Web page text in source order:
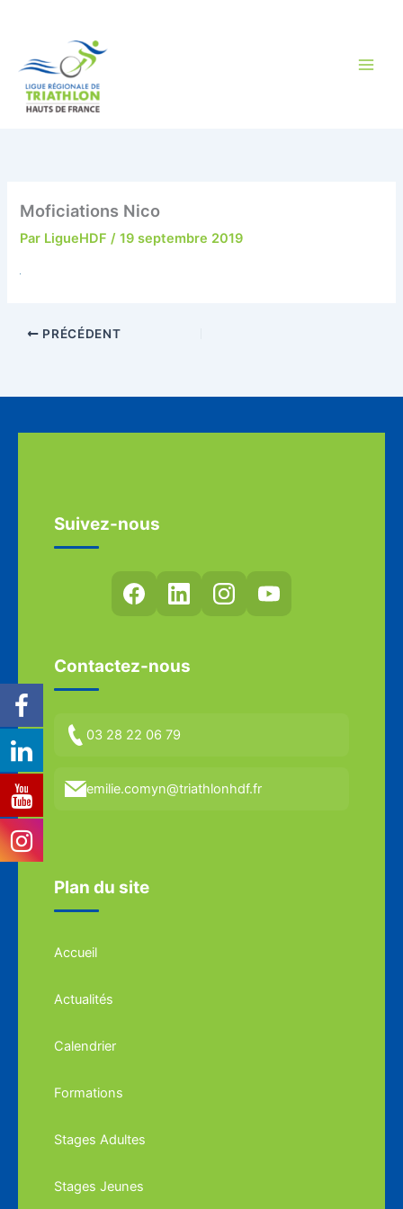
Moficiations Nico
Par LigueHDF/19 septembre 2019
PRÉCÉDENT
Suivez-nous
Contactez-nous
03 28 22 06 79
emilie.comyn@triathlonhdf.fr
Plan du site
Accueil
Actualités
Calendrier
Formations
Stages Adultes
Stages Jeunes